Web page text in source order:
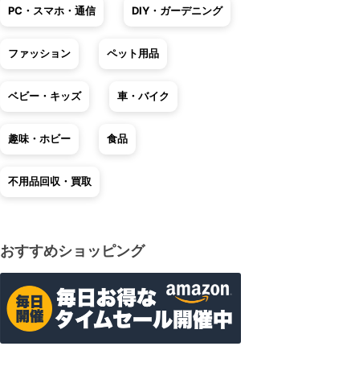
PC・スマホ・通信 DIY・ガーデニング
ファッション ペット用品
ベビー・キッズ 車・バイク
趣味・ホビー 食品
不用品回収・買取
おすすめショッピング